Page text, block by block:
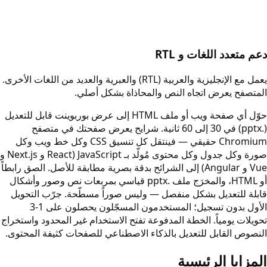
دعم متعدد اللغات و RTL
يعمل مع الإنجليزية والعربية (RTL) والعبرية والعديد من اللغات الأخرى.
المتصفح يعرض اتجاه النص والمحاذاة بشكل أصلي.
حوّل أي صفحة ويب أو ملف HTML إلى عرض بوربوينت قابل للتعديل
(.pptx) في 30 إلى 60 ثانية. شرايح يعرض صفحتك في متصفح
Chromium حقيقي — فينتقل كل تنسيق CSS وكل خط ويب وكل
صورة وكل جدول وكل محتوى مُولّد بـ JavaScript (React و Next.js و
Vue و Angular) إلى الشرائح بدقة بصرية مطابقة للأصل. الصق رابطاً
أو HTML، والمخرَج ملف .pptx قياسي بمربعات نص وصور وأشكال
قابلة للتعديل بشكل منفصل — وليس صوراً مسطّحة. جرّب التحويل
الأول بدون تسجيل؛ المستخدمون المسجّلون يحصلون على 1-3
تحويلات يومياً. الخطة المدفوعة تفتح الاستخدام غير المحدود واستخراج
النصوص القابل للتعديل بالذكاء الاصطناعي للصفحات كثيفة المحتوى.
المزايا الرئيسية